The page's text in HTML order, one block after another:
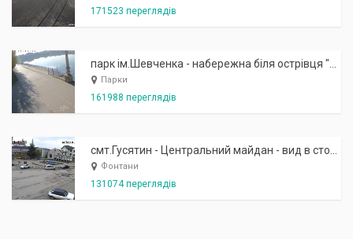
171523 переглядів
Парки
161988 переглядів
Фонтани
131074 переглядів